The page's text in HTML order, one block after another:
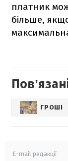
платник
більше,
ГРОШІ
E-mail редакції